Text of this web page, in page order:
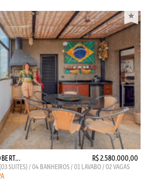
R$ 2.580.000,00
SUITES) / 04 BANHEIROS / 01 LAVABO / 02 VAGAS